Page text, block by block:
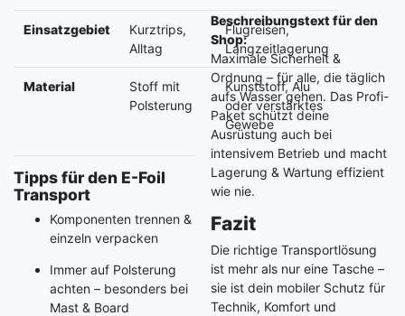
Einsatzgebiet
Kurztrips,
Alltag
Flugreisen,
Langzeitlagerung
Material
Stoff mit
Polsterung
Kunststoff, Alu
oder verstärktes
Gewebe
Tipps für den E-Foil
Transport
Komponenten trennen &
einzeln verpacken
Immer auf Polsterung
achten – besonders bei
Mast & Board
Beschreibungstext für den
Shop:
Maximale Sicherheit &
Ordnung – für alle, die täglich
aufs Wasser gehen. Das Profi-
Paket schützt deine
Ausrüstung auch bei
intensivem Betrieb und macht
Lagerung & Wartung effizient
wie nie.
Fazit
Die richtige Transportlösung
ist mehr als nur eine Tasche –
sie ist dein mobiler Schutz für
Technik, Komfort und